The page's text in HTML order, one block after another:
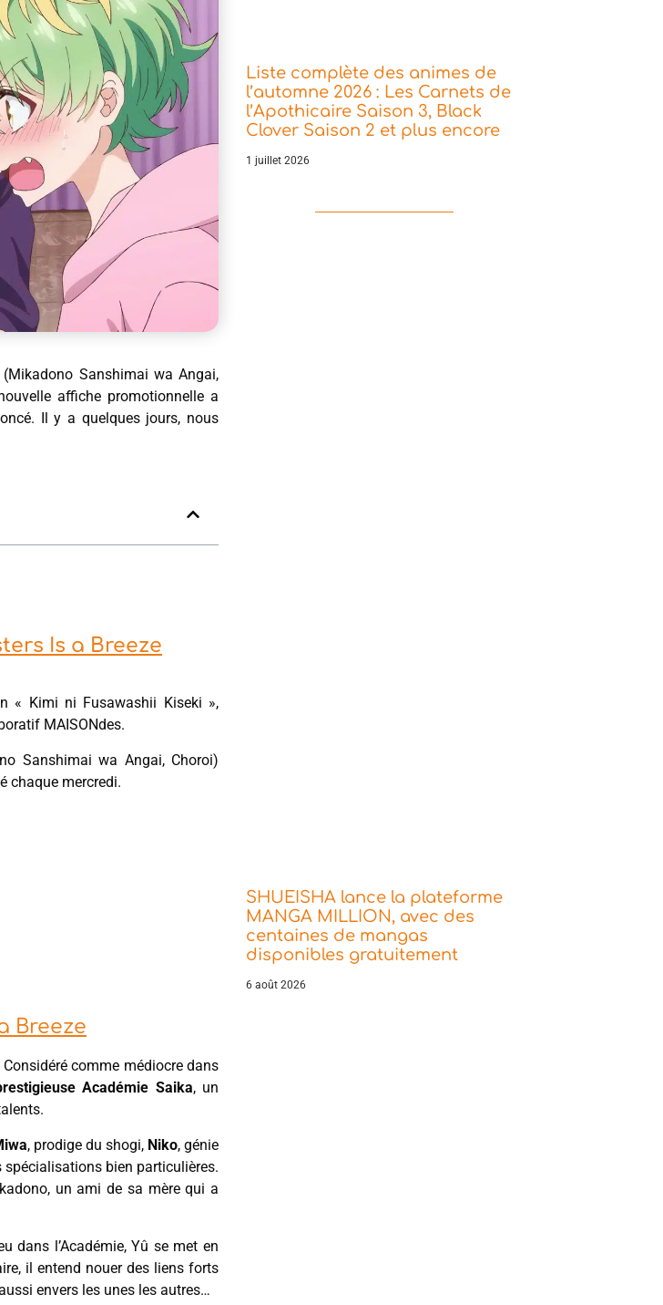
(Mikadono Sanshimai wa Angai,
affiche promotionnelle a
Il y a quelques jours, nous
Is a Breeze
« Kimi ni Fusawashii Kiseki »,
MAISONdes.
Sanshimai wa Angai, Choroi)
chaque mercredi.
Breeze
Considéré comme médiocre dans
Académie Saika, un
, prodige du shogi, Niko, génie
spécialisations bien particulières.
un ami de sa mère qui a
dans l’Académie, Yû se met en
il entend nouer des liens forts
envers les unes les autres…
Liste complète des animes de
l’automne 2026 : Les Carnets de
l’Apothicaire Saison 3, Black
Clover Saison 2 et plus encore
1 juillet 2026
SHUEISHA lance la plateforme
MANGA MILLION, avec des
centaines de mangas
disponibles gratuitement
6 août 2026